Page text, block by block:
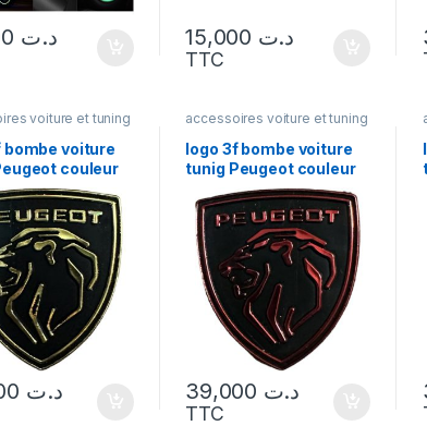
د.ت د.ت
TTC
voiture et tuning
bombe voiture
couleur
د.ت
accessoires voiture et tuning
logo 3f bombe voiture
tunig Peugeot couleur
د.ت
TTC